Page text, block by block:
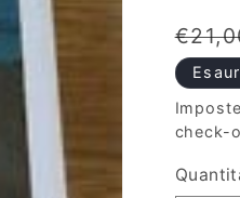
di
check-